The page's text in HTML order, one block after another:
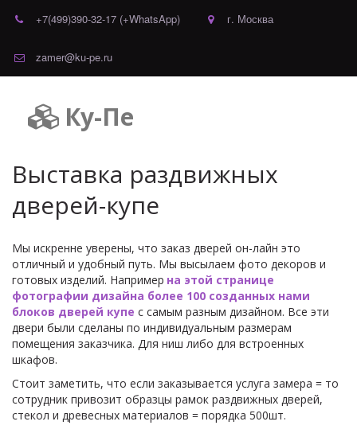
+7(499)390-32-17 (+WhatsApp) г. Москва
zamer@ku-pe.ru
Ку-Пе
Выставка раздвижных
дверей-купе
Мы искренне уверены, что заказ дверей он-лайн это
отличный и удобный путь. Мы высылаем фото декоров и
готовых изделий. Например на этой странице
фотографии дизайна более 100 созданных нами
блоков дверей купе с самым разным дизайном. Все эти
двери были сделаны по индивидуальным размерам
помещения заказчика. Для ниш либо для встроенных
шкафов.
Стоит заметить, что если заказывается услуга замера = то
сотрудник привозит образцы рамок раздвижных дверей,
стекол и древесных материалов = порядка 500шт.